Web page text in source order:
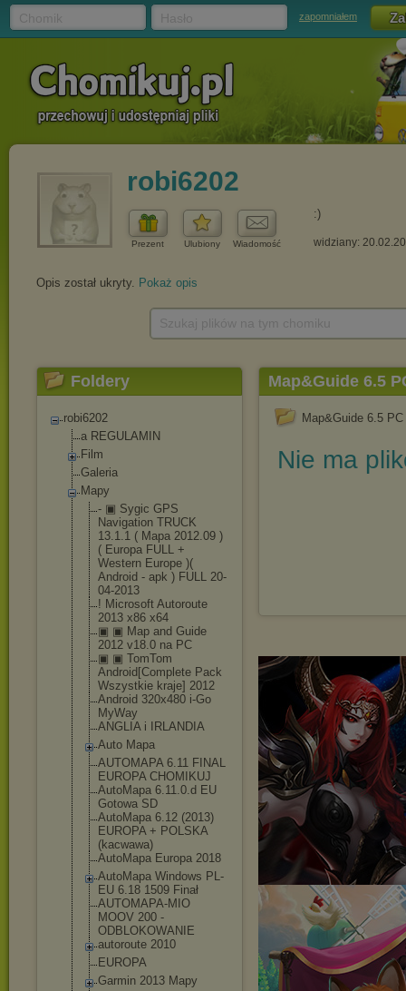
zapomniałem
robi6202
Prezent Ulubiony Wiadomość
:)
widziany:
Opis został ukryty. Pokaż opis
Foldery
robi6202
a REGULAMIN
Film
Galeria
Mapy
- ▣ Sygic GPS
Navigation TRUCK
13.1.1 ( Mapa 2012.09 )
( Europa FULL +
Western Europe )(
Android - apk ) FULL 20-
04-2013
! Microsoft Autoroute
2013 x86 x64
▣ ▣ Map and Guide
2012 v18.0 na PC
▣ ▣ TomTom
Android[Complete Pack
Wszystkie kraje] 2012
Android 320x480 i-Go
MyWay
ANGLIA i IRLANDIA
Auto Mapa
AUTOMAPA 6.11 FINAL
EUROPA CHOMIKUJ
AutoMapa 6.11.0.d EU
Gotowa SD
AutoMapa 6.12 (2013)
EUROPA + POLSKA
(kacwawa)
AutoMapa Europa 2018
AutoMapa Windows PL-
EU 6.18 1509 Finał
AUTOMAPA-MIO
MOOV 200 -
ODBLOKOWANIE
autoroute 2010
EUROPA
Garmin 2013 Mapy
Map&Guide 6.5
Map&Guide 6.5
Nie ma